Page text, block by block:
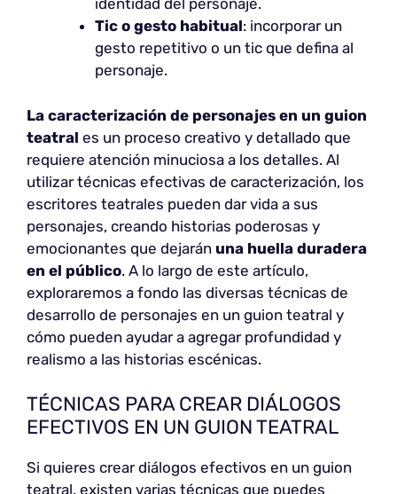
identidad del personaje.
Tic o gesto habitual: incorporar un
gesto repetitivo o un tic que defina al
personaje.
La caracterización de personajes en un guion
teatral es un proceso creativo y detallado que
requiere atención minuciosa a los detalles. Al
utilizar técnicas efectivas de caracterización, los
escritores teatrales pueden dar vida a sus
personajes, creando historias poderosas y
emocionantes que dejarán una huella duradera
en el público. A lo largo de este artículo,
exploraremos a fondo las diversas técnicas de
desarrollo de personajes en un guion teatral y
cómo pueden ayudar a agregar profundidad y
realismo a las historias escénicas.
TÉCNICAS PARA CREAR DIÁLOGOS
EFECTIVOS EN UN GUION TEATRAL
Si quieres crear diálogos efectivos en un guion
teatral, existen varias técnicas que puedes